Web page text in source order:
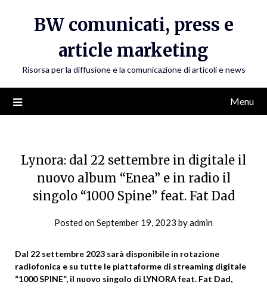
BW comunicati, press e
article marketing
Risorsa per la diffusione e la comunicazione di articoli e news
Menu
Lynora: dal 22 settembre in digitale il
nuovo album “Enea” e in radio il
singolo “1000 Spine” feat. Fat Dad
Posted onSeptember 19, 2023 byadmin
Dal 22 settembre 2023 sarà disponibile in rotazione
radiofonica e su tutte le piattaforme di streaming digitale
“1000 SPINE”, il nuovo singolo di LYNORA feat. Fat Dad,